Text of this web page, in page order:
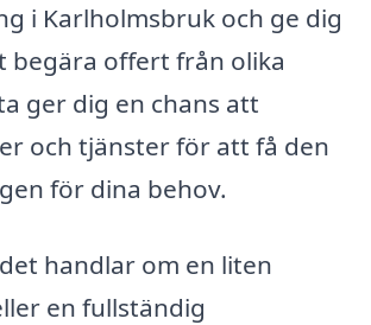
i Karlholmsbruk och ge dig
begära offert från olika
ger dig en chans att
och tjänster för att få den
för dina behov.
handlar om en liten
en fullständig